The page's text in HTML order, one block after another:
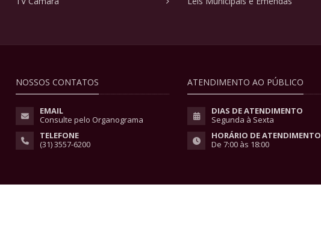
NOSSOS CONTATOS
EMAIL
Consulte pelo Organograma
TELEFONE
(31) 3557-6200
ATENDIMENTO AO PÚBLICO
DIAS DE ATENDIMENTO
Segunda à Sexta
HORÁRIO DE ATENDIMENTO
De 7:00 às 18:00